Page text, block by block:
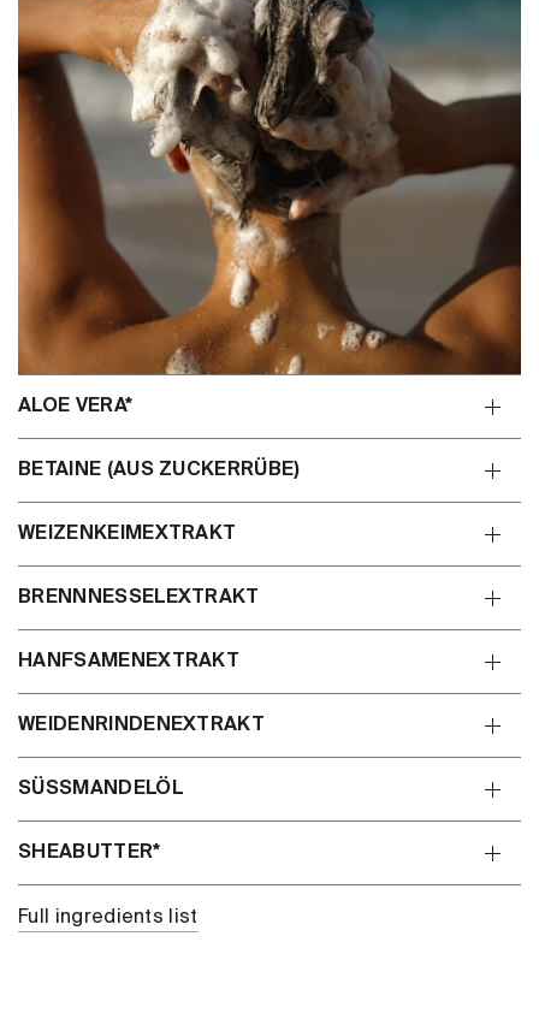
ALOE VERA*
BETAINE (AUS ZUCKERRÜBE)
WEIZENKEIMEXTRAKT
BRENNNESSELEXTRAKT
HANFSAMENEXTRAKT
WEIDENRINDENEXTRAKT
SÜSSMANDELÖL
SHEABUTTER*
Full ingredients list